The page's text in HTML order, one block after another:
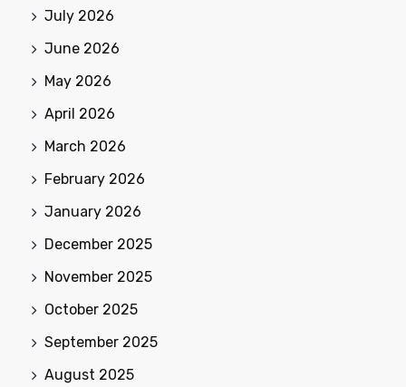
July 2026
June 2026
May 2026
April 2026
March 2026
February 2026
January 2026
December 2025
November 2025
October 2025
September 2025
August 2025